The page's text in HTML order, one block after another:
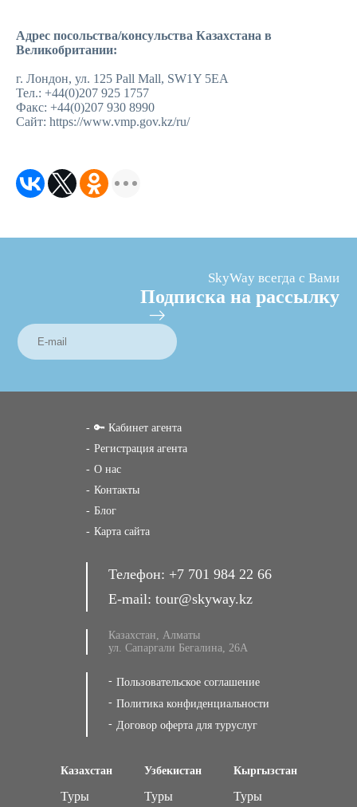
Адрес посольства/консульства Казахстана в
Великобритании:
г. Лондон, ул. 125 Pall Mall, SW1Y 5EA
Тел.: +44(0)207 925 1757
Факс: +44(0)207 930 8990
Сайт: https://www.vmp.gov.kz/ru/
SkyWay всегда с Вами
Подписка на рассылку
🔑 Кабинет агента
Регистрация агента
О нас
Контакты
Блог
Карта сайта
Телефон: +7 701 984 22 66
E-mail: tour@skyway.kz
Казахстан, Алматы
ул. Сапаргали Бегалина, 26А
Пользовательское соглашение
Политика конфиденциальности
Договор оферта для туруслуг
Казахстан
Туры
Узбекистан
Туры
Кыргызстан
Туры